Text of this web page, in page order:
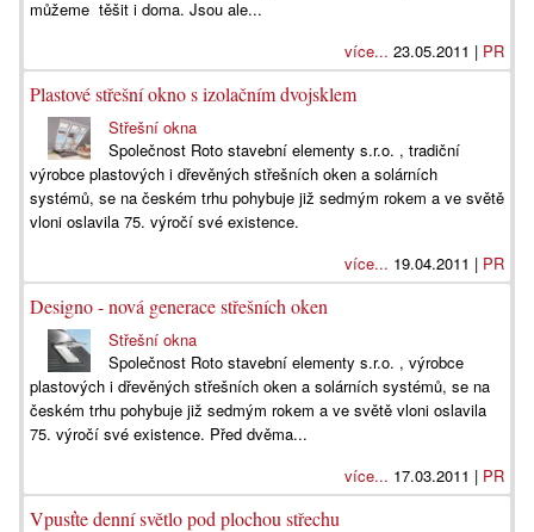
můžeme těšit i doma. Jsou ale...
více... 23.05.2011 | PR
Plastové střešní okno s izolačním dvojsklem
Střešní okna
Společnost Roto stavební elementy s.r.o. , tradiční
výrobce plastových i dřevěných střešních oken a solárních
systémů, se na českém trhu pohybuje již sedmým rokem a ve světě
vloni oslavila 75. výročí své existence.
více... 19.04.2011 | PR
Designo - nová generace střešních oken
Střešní okna
Společnost Roto stavební elementy s.r.o. , výrobce
plastových i dřevěných střešních oken a solárních systémů, se na
českém trhu pohybuje již sedmým rokem a ve světě vloni oslavila
75. výročí své existence. Před dvěma...
více... 17.03.2011 | PR
Vpusťte denní světlo pod plochou střechu